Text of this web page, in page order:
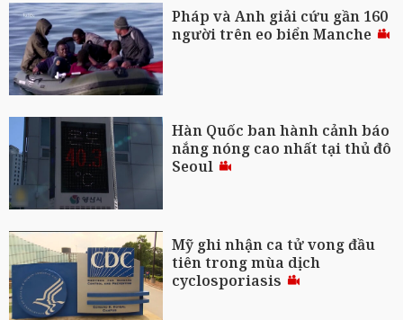
Pháp và Anh giải cứu gần 160
người trên eo biển Manche
Hàn Quốc ban hành cảnh báo
nắng nóng cao nhất tại thủ đô
Seoul
Mỹ ghi nhận ca tử vong đầu
tiên trong mùa dịch
cyclosporiasis